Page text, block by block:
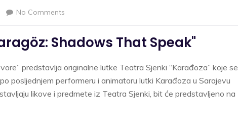
No Comments
Shadows That Speak"
predstavlja originalne lutke Teatra Sjenki “Karađoza” koje se
posljednjem performeru i animatoru lutki Karađoza u Sarajevu
likove i predmete iz Teatra Sjenki, bit će predstavljeno na